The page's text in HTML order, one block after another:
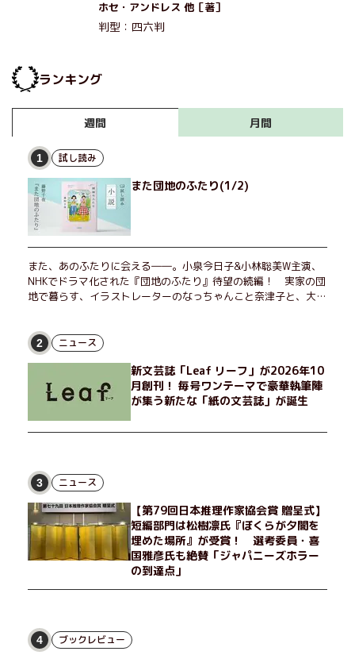
ホセ・アンドレス 他［著］
判型：四六判
ランキング
週間 月間
1 試し読み
また団地のふたり(1/2)
また、あのふたりに会える――。小泉今日子&小林聡美W主演、
NHKでドラマ化された『団地のふたり』待望の続編！ 実家の団
地で暮らす、イラストレーターのなっちゃんこと奈津子と、大学
げたり、部屋でふたりだけの「台湾映画祭」を催したり。50代
独身、幼なじみの変わらぬ友情とささやかな幸せの日々を描く。
2 ニュース
新文芸誌「Leaf リーフ」が2026年10
月創刊！ 毎号ワンテーマで豪華執筆陣
が集う新たな「紙の文芸誌」が誕生
3 ニュース
【第79回日本推理作家協会賞 贈呈式】
短編部門は松樹凛氏『ぼくらが夕闇を
埋めた場所』が受賞！ 選考委員・喜
国雅彦氏も絶賛「ジャパニーズホラー
の到達点」
4 ブックレビュー